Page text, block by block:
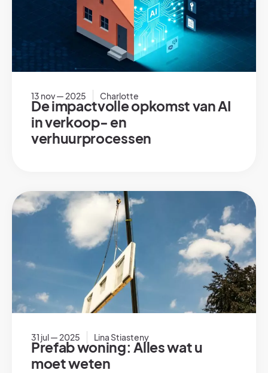
13 nov — 2025 Charlotte
De impactvolle opkomst van AI
in verkoop- en
verhuurprocessen
31 jul — 2025 Lina Stiasteny
Prefab woning: Alles wat u
moet weten